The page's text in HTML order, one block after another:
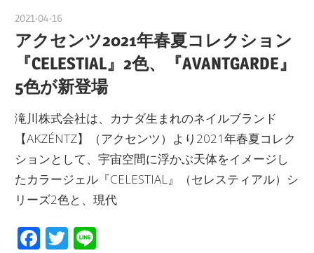
2021-04-16
アクセンツ2021年春夏コレクション
『CELESTIAL』2色、『AVANTGARDE』
5色が新登場
滝川株式会社は、カナダ生まれのネイルブランド
【AKZÉNTZ】（アクセンツ）より2021年春夏コレク
ションとして、宇宙空間に浮かぶ天体をイメージし
たカラージェル『CELESTIAL』（セレスティアル）シ
リーズ2色と、現代
Facebook
Twitter